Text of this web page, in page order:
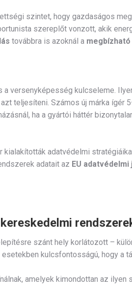
szintet, hogy gazdaságos
szereplőt vonzott, akik
továbbra is azoknál a
a versenyképesség kulcseleme.
teljesíteni. Számos új márka ígér
ha a gyártói háttér
kialakították adatvédelmi
adatait az EU
szánt hely korlátozott –
kulcsfontosságú, hogy a
amelyek kimondottan az